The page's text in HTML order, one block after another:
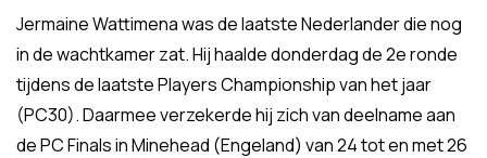
Jermaine Wattimena was de laatste Nederlander die nog
in de wachtkamer zat. Hij haalde donderdag de 2e ronde
tijdens de laatste Players Championship van het jaar
(PC30). Daarmee verzekerde hij zich van deelname aan
de PC Finals in Minehead (Engeland) van 24 tot en met 26